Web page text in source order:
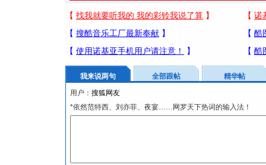
我来说两句 全部跟帖
精华帖
用户：
*依然范特西、刘亦菲、夜宴……网罗天下热词的输入法！